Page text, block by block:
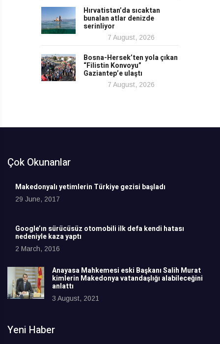
Hırvatistan’da sıcaktan
bunalan atlar denizde
serinliyor
7 August, 2026
Bosna-Hersek’ten yola çıkan
“Filistin Konvoyu”
Gaziantep’e ulaştı
7 August, 2026
Çok Okunanlar
Makedonyalı yetimlerin Türkiye gezisi başladı
29 June, 2017
Google’ın sürücüsüz otomobili ilk defa kendi hatası
nedeniyle kaza yaptı
2 March, 2016
Anayasa Mahkemesi eski Başkanı Salih Murat
kimlerin Makedonya vatandaşlığı alabileceğini
anlattı
3 August, 2021
Yeni Haber